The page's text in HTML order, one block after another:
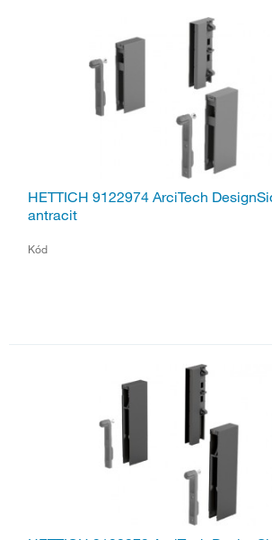
HETTICH 9122974 ArciTech
antracit
Kód